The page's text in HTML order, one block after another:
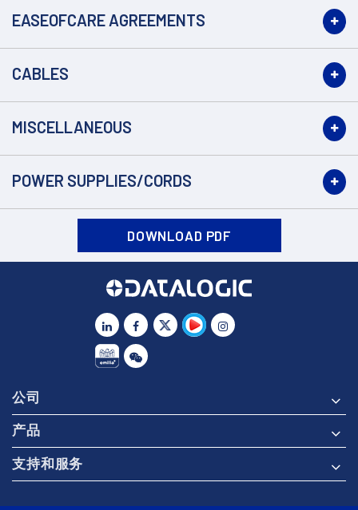
EASEOFCARE AGREEMENTS
CABLES
MISCELLANEOUS
POWER SUPPLIES/CORDS
DOWNLOAD PDF
公司
产品
支持和服务